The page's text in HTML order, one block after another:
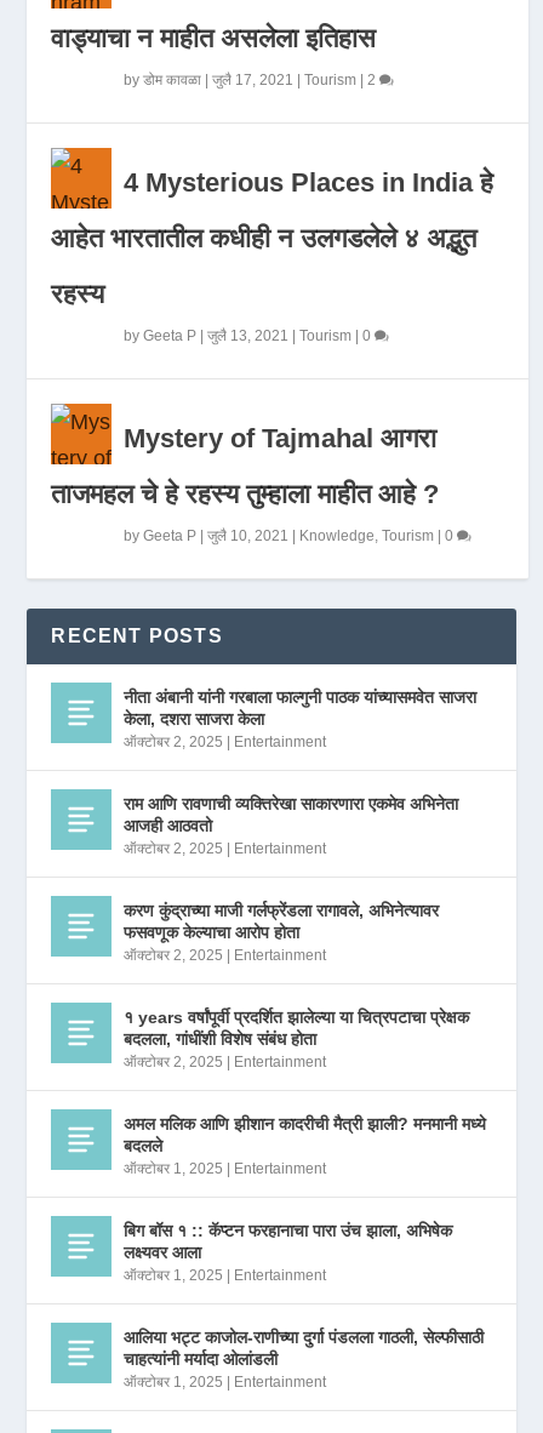
वाड्याचा न माहीत असलेला इतिहास
byडोम कावळा |जुलै 17, 2021 |Tourism |2
4 Mysterious Places in India हे
आहेत भारतातील कधीही न उलगडलेले ४ अद्भुत
रहस्य
byGeeta P |जुलै 13, 2021 |Tourism |0
Mystery of Tajmahal आगरा
ताजमहल चे हे रहस्य तुम्हाला माहीत आहे ?
byGeeta P |जुलै 10, 2021 Knowledge,Tourism |0
RECENT POSTS
नीता अंबानी यांनी गरबाला फाल्गुनी पाठक यांच्यासमवेत साजरा
केला, दशरा साजरा केला
ऑक्टोबर 2, 2025 Entertainment
राम आणि रावणाची व्यक्तिरेखा साकारणारा एकमेव अभिनेता
आजही आठवतो
ऑक्टोबर 2, 2025 Entertainment
करण कुंद्राच्या माजी गर्लफ्रेंडला रागावले, अभिनेत्यावर
फसवणूक केल्याचा आरोप होता
ऑक्टोबर 2, 2025 Entertainment
१ years वर्षांपूर्वी प्रदर्शित झालेल्या या चित्रपटाचा प्रेक्षक
बदलला, गांधींशी विशेष संबंध होता
ऑक्टोबर 2, 2025 Entertainment
अमल मलिक आणि झीशान कादरीची मैत्री झाली? मनमानी मध्ये
बदलले
ऑक्टोबर 1, 2025 Entertainment
बिग बॉस १ :: कॅप्टन फरहानाचा पारा उंच झाला, अभिषेक
लक्ष्यवर आला
ऑक्टोबर 1, 2025 Entertainment
आलिया भट्ट काजोल-राणीच्या दुर्गा पंडलला गाठली, सेल्फीसाठी
चाहत्यांनी मर्यादा ओलांडली
ऑक्टोबर 1, 2025 Entertainment